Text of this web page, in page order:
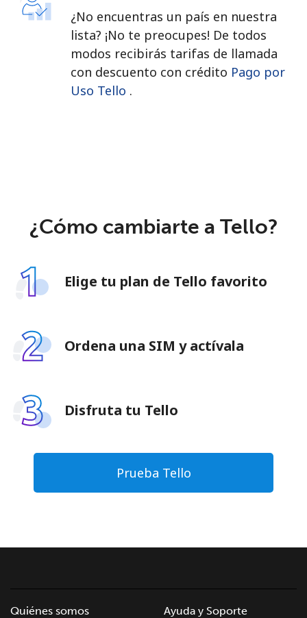
¿No encuentras un país en nuestra
lista? ¡No te preocupes! De todos
modos recibirás tarifas de llamada
con descuento con crédito Pago por
Uso Tello .
¿Cómo cambiarte a Tello?
Elige tu plan de Tello favorito
Ordena una SIM y actívala
Disfruta tu Tello
Prueba Tello
Quiénes somos
Ayuda y Soporte